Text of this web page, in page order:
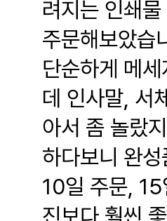
려지는 인쇄
주문해보았습
단순하게 메
데 인사말, 서
아서 좀 놀랐
하다보니 완
10일 주문, 15